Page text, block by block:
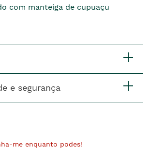
com manteiga de cupuaçu
e segurança
me enquanto podes!